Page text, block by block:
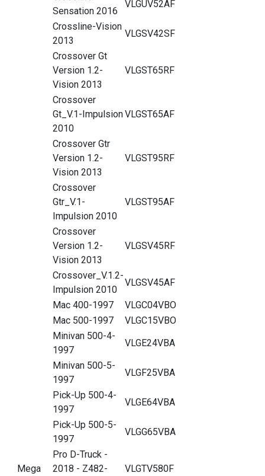
Sensation 2016
VLGUV52AF
Crossline-Vision
2013
VLGSV42SF
Crossover Gt
Version 1.2-
Vision 2013
VLGST65RF
Crossover
Gt_V.1-Impulsion
2010
VLGST65AF
Crossover Gtr
Version 1.2-
Vision 2013
VLGST95RF
Crossover
Gtr_V.1-
Impulsion 2010
VLGST95AF
Crossover
Version 1.2-
Vision 2013
VLGSV45RF
Crossover_V.1.2-
Impulsion 2010
VLGSV45AF
Mac 400-1997
VLGC04VBO
Mac 500-1997
VLGC15VBO
Minivan 500-4-
1997
VLGE24VBA
Minivan 500-5-
1997
VLGF25VBA
Pick-Up 500-4-
1997
VLGE64VBA
Pick-Up 500-5-
1997
VLGG65VBA
Mega
Pro D-Truck -
2018 - Z482-
VLGTV580F